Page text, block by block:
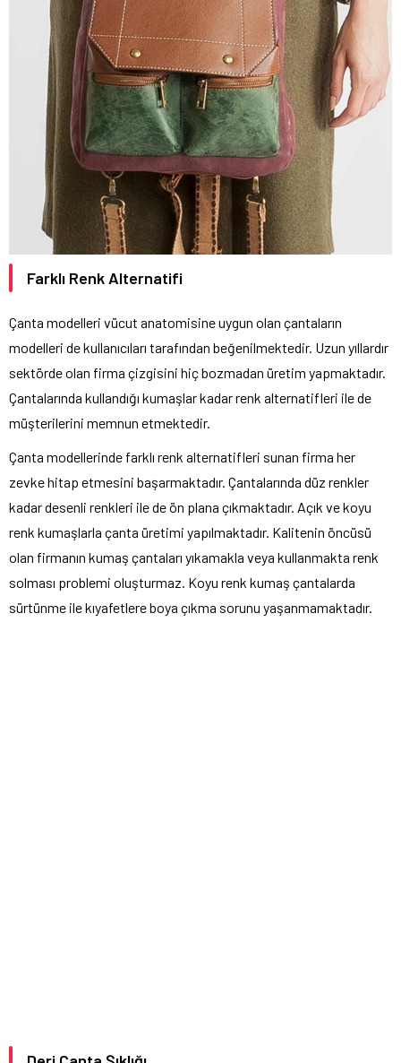
Farklı Renk Alternatifi
Çanta modelleri vücut anatomisine uygun olan çantaların
modelleri de kullanıcıları tarafından beğenilmektedir. Uzun yıllardır
sektörde olan firma çizgisini hiç bozmadan üretim yapmaktadır.
Çantalarında kullandığı kumaşlar kadar renk alternatifleri ile de
müşterilerini memnun etmektedir.
Çanta modellerinde farklı renk alternatifleri sunan firma her
zevke hitap etmesini başarmaktadır. Çantalarında düz renkler
kadar desenli renkleri ile de ön plana çıkmaktadır. Açık ve koyu
renk kumaşlarla çanta üretimi yapılmaktadır. Kalitenin öncüsü
olan firmanın kumaş çantaları yıkamakla veya kullanmakta renk
solması problemi oluşturmaz. Koyu renk kumaş çantalarda
sürtünme ile kıyafetlere boya çıkma sorunu yaşanmamaktadır.